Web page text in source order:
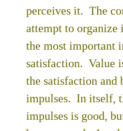
perceives it. The
attempt to organize
the most important
satisfaction. Value
the satisfaction and
impulses. In itself,
impulses is good,